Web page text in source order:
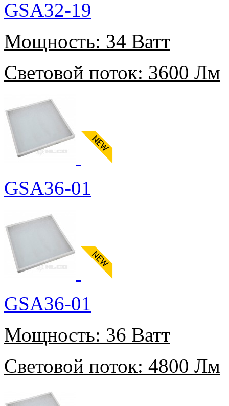
GSA32-19
Мощность: 34 Ватт
Световой поток: 3600 Лм
GSA36-01
GSA36-01
Мощность: 36 Ватт
Световой поток: 4800 Лм